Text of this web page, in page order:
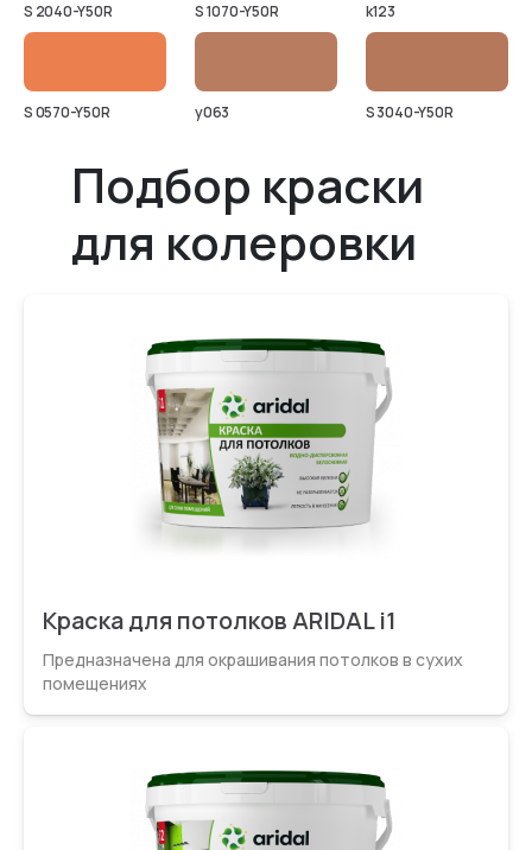
S 2040-Y50R S 1070-Y50R k123
S 0570-Y50R y063 S 3040-Y50R
Подбор краски
для колеровки
Краска для потолков ARIDAL i1
Предназначена для окрашивания потолков в сухих
помещениях